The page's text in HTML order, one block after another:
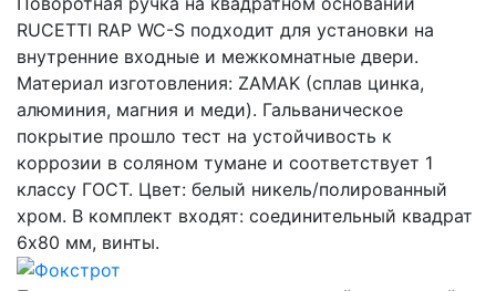
RUCETTI RAP WC-S подходит для установки на
внутренние входные и межкомнатные двери.
Материал изготовления: ZAMAK (сплав цинка,
алюминия, магния и меди). Гальваническое
покрытие прошло тест на устойчивость к
коррозии в соляном тумане и соответствует 1
классу ГОСТ. Цвет: белый никель/полированный
хром. В комплект входят: соединительный квадрат
6x80 мм, винты.